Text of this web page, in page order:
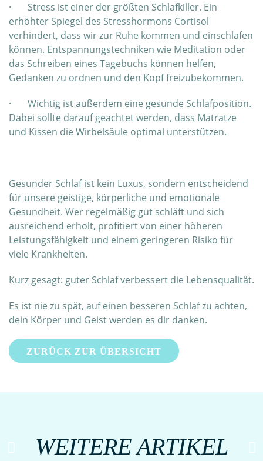
· Stress ist einer der größten Schlafkiller. Ein
erhöhter Spiegel des Stresshormons Cortisol
verhindert, dass wir zur Ruhe kommen und einschlafen
können. Entspannungstechniken wie Meditation oder
das Schreiben eines Tagebuchs können helfen,
Gedanken zu ordnen und den Kopf freizubekommen.
· Wichtig ist außerdem eine gesunde Schlafposition.
Dabei sollte darauf geachtet werden, dass Matratze
und Kissen die Wirbelsäule optimal unterstützen.
Gesunder Schlaf ist kein Luxus, sondern entscheidend
für unsere geistige, körperliche und emotionale
Gesundheit. Wer regelmäßig gut schläft und sich
ausreichend erholt, profitiert von einer höheren
Leistungsfähigkeit und einem geringeren Risiko für
viele Krankheiten.
Kurz gesagt: guter Schlaf verbessert die Lebensqualität.
Es ist nie zu spät, auf einen besseren Schlaf zu achten,
dein Körper und Geist werden es dir danken.
ZURÜCK ZUR ÜBERSICHT
WEITERE ARTIKEL